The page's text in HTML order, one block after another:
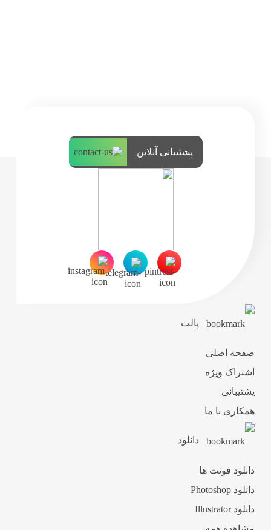
پالت
صفحه اصلی
اشتراک ویژه
پشتیبانی
همکاری با ما
دانلود
دانلود فونت ها
دانلود Photoshop
دانلود Illustrator
پشتیبانی آنلاین